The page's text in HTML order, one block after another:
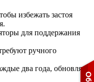
избежать застоя
для поддержания
ручного
два года, обновляя